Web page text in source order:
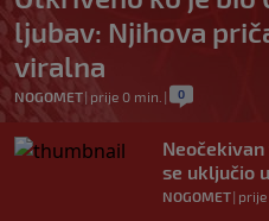
ljubav: Njihova
viralna
NOGOMET| prije 0 min. | 0
se uključio
NOGOMET| prije